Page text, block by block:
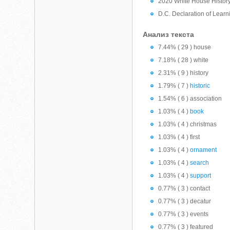
D.C. Declaration of
Анализ текста
7.44% ( 29 ) house
7.18% ( 28 ) white
2.31% ( 9 ) history
1.79% ( 7 ) historic
1.54% ( 6 ) association
1.03% ( 4 ) book
1.03% ( 4 ) christmas
1.03% ( 4 ) first
1.03% ( 4 )ornament
1.03% ( 4 )search
1.03% ( 4 )support
0.77% ( 3 ) contact
0.77% ( 3 ) decatur
0.77% ( 3 ) events
0.77% ( 3 ) featured